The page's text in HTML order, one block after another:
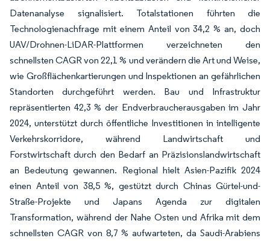
Datenanalyse signalisiert. Totalstationen führten die
Technologienachfrage mit einem Anteil von 34,2 % an, doch
UAV/Drohnen-LiDAR-Plattformen verzeichneten den
schnellsten CAGR von 22,1 % und verändern die Art und Weise,
wie Großflächenkartierungen und Inspektionen an gefährlichen
Standorten durchgeführt werden. Bau und Infrastruktur
repräsentierten 42,3 % der Endverbraucherausgaben im Jahr
2024, unterstützt durch öffentliche Investitionen in intelligente
Verkehrskorridore, während Landwirtschaft und
Forstwirtschaft durch den Bedarf an Präzisionslandwirtschaft
an Bedeutung gewannen. Regional hielt Asien-Pazifik 2024
einen Anteil von 38,5 %, gestützt durch Chinas Gürtel-und-
Straße-Projekte und Japans Agenda zur digitalen
Transformation, während der Nahe Osten und Afrika mit dem
schnellsten CAGR von 8,7 % aufwarteten, da Saudi-Arabiens